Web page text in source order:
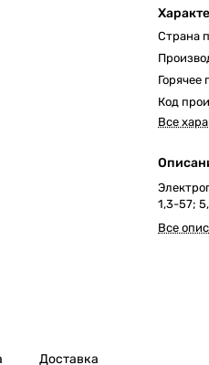
Страна
Горячее
Код
Все
1,3-57;
Все
Доставка